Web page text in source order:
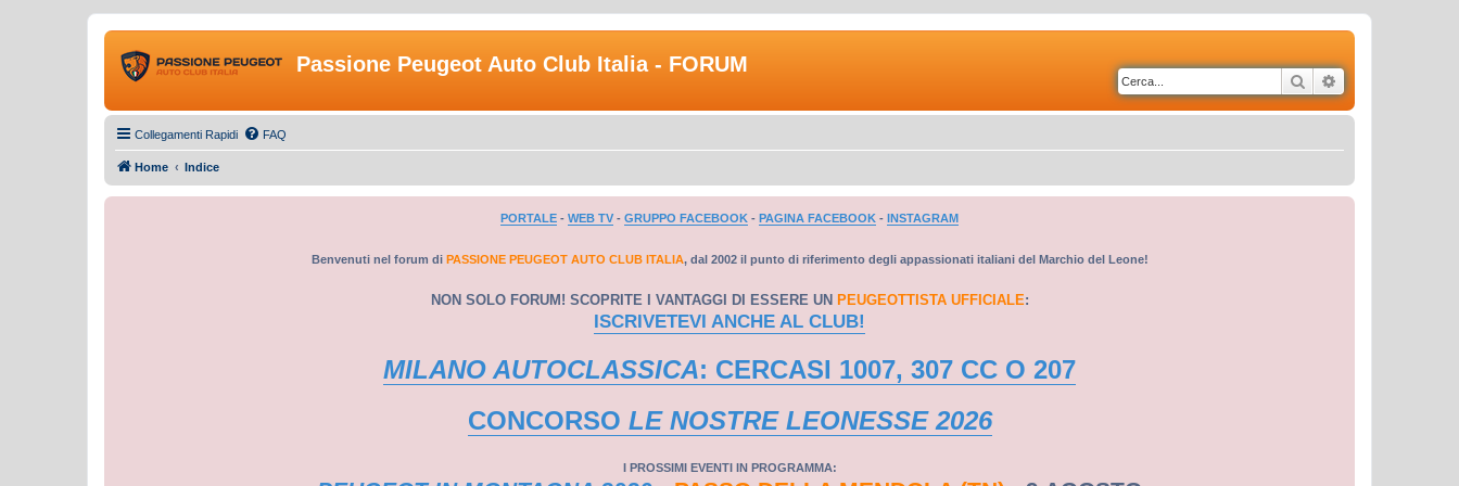
Passione Peugeot Auto Club Italia - FORUM
Cerca
Collegamenti Rapidi FAQ
Home Indice
PORTALE - WEB TV - GRUPPO FACEBOOK - PAGINA FACEBOOK - INSTAGRAM
Benvenuti nel forum di PASSIONE PEUGEOT AUTO CLUB ITALIA, dal 2002 il punto di riferimento degli appassionati italiani del Marchio del Leone!
NON SOLO FORUM! SCOPRITE I VANTAGGI DI ESSERE UN PEUGEOTTISTA UFFICIALE:
ISCRIVETEVI ANCHE AL CLUB!
MILANO AUTOCLASSICA: CERCASI 1007, 307 CC O 207
CONCORSO LE NOSTRE LEONESSE 2026
I PROSSIMI EVENTI IN PROGRAMMA: